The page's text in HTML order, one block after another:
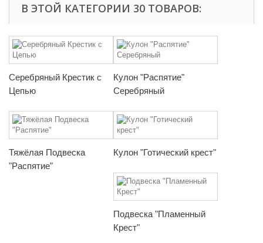
В ЭТОЙ КАТЕГОРИИ 30 ТОВАРОВ:
Серебряный Крестик с
Цепью
Кулон "Распятие"
Серебряный
Тяжёлая Подвеска
"Распятие"
Кулон "Готический крест"
Подвеска "Пламенный
Крест"